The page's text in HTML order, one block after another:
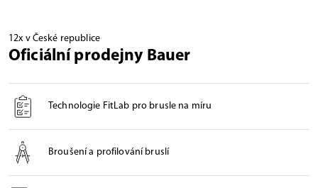
12x v České republice
Oficiální prodejny Bauer
Technologie FitLab pro brusle na míru
Broušení a profilování bruslí